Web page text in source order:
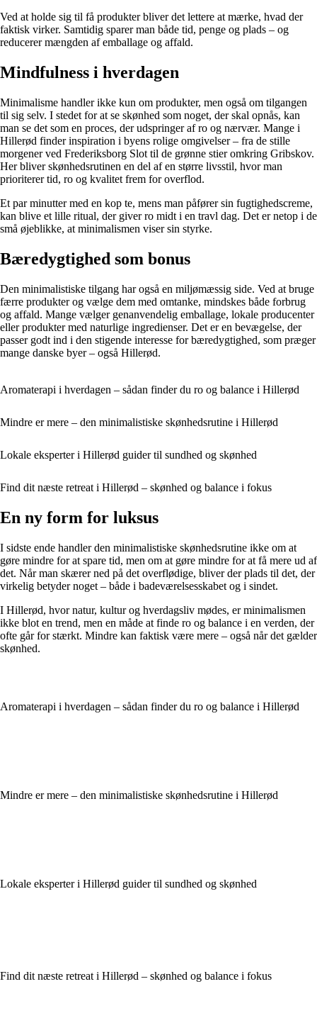
Ved at holde sig til få produkter bliver det lettere at mærke, hvad der
faktisk virker. Samtidig sparer man både tid, penge og plads – og
reducerer mængden af emballage og affald.
Mindfulness i hverdagen
Minimalisme handler ikke kun om produkter, men også om tilgangen
til sig selv. I stedet for at se skønhed som noget, der skal opnås, kan
man se det som en proces, der udspringer af ro og nærvær. Mange i
Hillerød finder inspiration i byens rolige omgivelser – fra de stille
morgener ved Frederiksborg Slot til de grønne stier omkring Gribskov.
Her bliver skønhedsrutinen en del af en større livsstil, hvor man
prioriterer tid, ro og kvalitet frem for overflod.
Et par minutter med en kop te, mens man påfører sin fugtighedscreme,
kan blive et lille ritual, der giver ro midt i en travl dag. Det er netop i de
små øjeblikke, at minimalismen viser sin styrke.
Bæredygtighed som bonus
Den minimalistiske tilgang har også en miljømæssig side. Ved at bruge
færre produkter og vælge dem med omtanke, mindskes både forbrug
og affald. Mange vælger genanvendelig emballage, lokale producenter
eller produkter med naturlige ingredienser. Det er en bevægelse, der
passer godt ind i den stigende interesse for bæredygtighed, som præger
mange danske byer – også Hillerød.
Aromaterapi i hverdagen – sådan finder du ro og balance i Hillerød
Mindre er mere – den minimalistiske skønhedsrutine i Hillerød
Lokale eksperter i Hillerød guider til sundhed og skønhed
Find dit næste retreat i Hillerød – skønhed og balance i fokus
En ny form for luksus
I sidste ende handler den minimalistiske skønhedsrutine ikke om at
gøre mindre for at spare tid, men om at gøre mindre for at få mere ud af
det. Når man skærer ned på det overflødige, bliver der plads til det, der
virkelig betyder noget – både i badeværelsesskabet og i sindet.
I Hillerød, hvor natur, kultur og hverdagsliv mødes, er minimalismen
ikke blot en trend, men en måde at finde ro og balance i en verden, der
ofte går for stærkt. Mindre kan faktisk være mere – også når det gælder
skønhed.
Aromaterapi i hverdagen – sådan finder du ro og balance i Hillerød
Mindre er mere – den minimalistiske skønhedsrutine i Hillerød
Lokale eksperter i Hillerød guider til sundhed og skønhed
Find dit næste retreat i Hillerød – skønhed og balance i fokus